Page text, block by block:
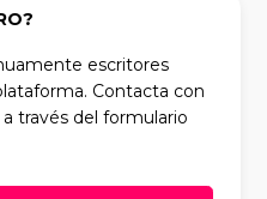
escritores
Contacta con
través del formulario